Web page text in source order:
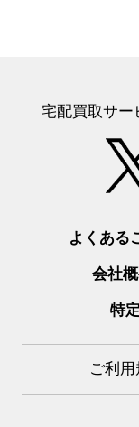
宅配買取サー
よくある
会社
特
ご利用